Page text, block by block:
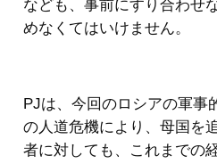
なども、事前にすり合わせ
めなくてはいけません。
PJは、今回のロシアの軍事
の人道危機により、母国を
者に対しても、これまでの